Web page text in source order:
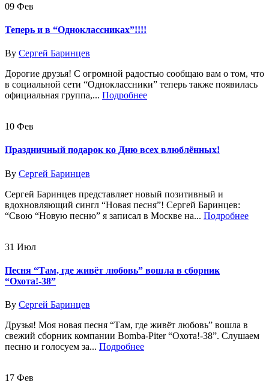
09 Фев
Теперь и в “Одноклассниках”!!!!
By Сергей Баринцев
Дорогие друзья! С огромной радостью сообщаю вам о том, что
в социальной сети “Одноклассники” теперь также появилась
официальная группа,... Подробнее
10 Фев
Праздничный подарок ко Дню всех влюблённых!
By Сергей Баринцев
Сергей Баринцев представляет новый позитивный и
вдохновляющий сингл “Новая песня”! Сергей Баринцев:
“Свою “Новую песню” я записал в Москве на... Подробнее
31 Июл
Песня “Там, где живёт любовь” вошла в сборник
“Охота!-38”
By Сергей Баринцев
Друзья! Моя новая песня “Там, где живёт любовь” вошла в
свежий сборник компании Bomba-Piter “Охота!-38”. Слушаем
песню и голосуем за... Подробнее
17 Фев